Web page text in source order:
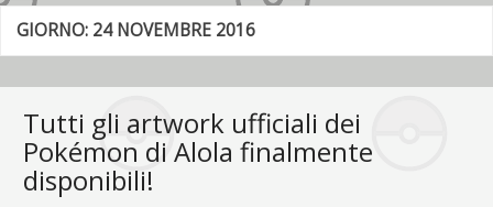
GIORNO: 24 NOVEMBRE 2016
Tutti gli artwork ufficiali dei
Pokémon di Alola finalmente
disponibili!